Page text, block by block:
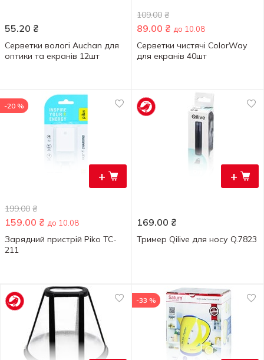
55.20 ₴
Серветки вологі Auchan для
оптики та екранів 12шт
109.00 ₴
89.00 ₴ до 10.08
Серветки чистячі ColorWay
для екранів 40шт
+
-20 %
199.00 ₴
159.00 ₴ до 10.08
Зарядний пристрій Piko TC-
211
+
169.00 ₴
Тример Qilive для носу Q.7823
-33 %